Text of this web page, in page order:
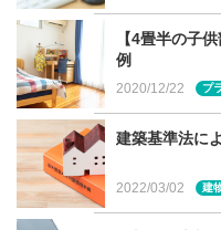
が誕生予定です。
NOISE LESS（
でテラスを楽し
外観スタイルとプライベ
【4畳半の子
例
2020/12/22 プ
建築基準法に
2022/03/02 建